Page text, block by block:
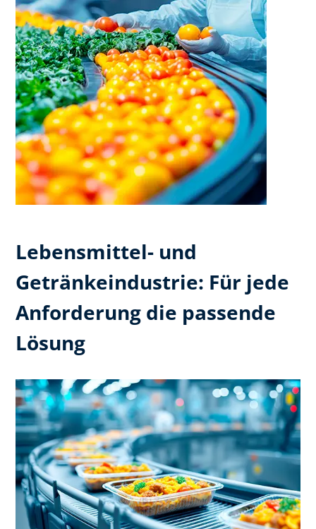
Lebensmittel- und
Getränkeindustrie: Für jede
Anforderung die passende
Lösung